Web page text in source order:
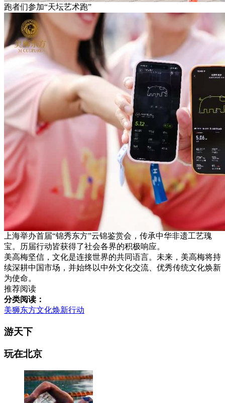
跑者们参加“天坛艺术跑”
上海举办首届“锦秀东方”云锦鉴赏会，传承中华非遗工艺瑰
宝。历届行动皆获得了社会各界的积极响应。
美高梅坚信，文化是连接世界的共同语言。未来，美高梅将持
续深耕中国市场，并始终以中外文化交流、优秀传统文化焕新
为使命。
推荐阅读
分类阅读：
美狮东方文化焕新行动
游天下
玩在北京